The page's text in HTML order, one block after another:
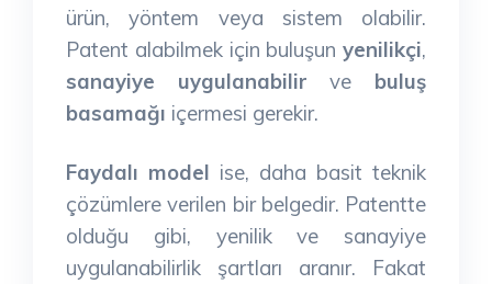
ürün, yöntem veya sistem olabilir.
Patent alabilmek için buluşun yenilikçi,
sanayiye uygulanabilir ve buluş
basamağı içermesi gerekir.
Faydalı model ise, daha basit teknik
çözümlere verilen bir belgedir. Patentte
olduğu gibi, yenilik ve sanayiye
uygulanabilirlik şartları aranır. Fakat